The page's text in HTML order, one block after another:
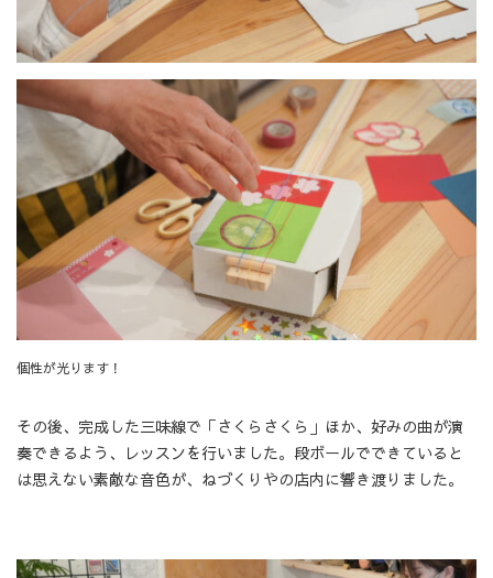
個性が光ります！
その後、完成した三味線で「さくらさくら」ほか、好みの曲が演
奏できるよう、レッスンを行いました。段ボールでできていると
は思えない素敵な音色が、ねづくりやの店内に響き渡りました。